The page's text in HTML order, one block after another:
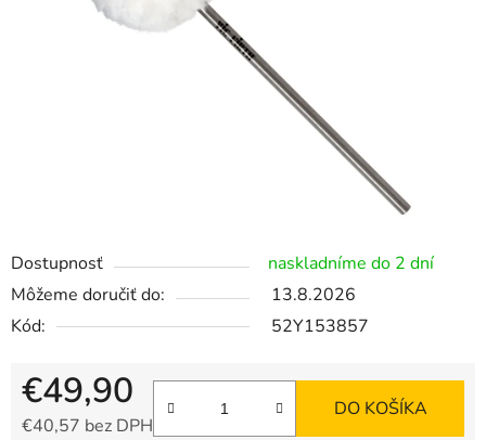
Dostupnosť
naskladníme do 2 dní
Môžeme doručiť do:
13.8.2026
Kód:
52Y153857
€49,90
€40,57 bez DPH
DO KOŠÍKA